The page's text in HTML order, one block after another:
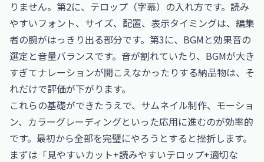
りません。第2に、テロップ（字幕）の入れ方です。読み
やすいフォント、サイズ、配置、表示タイミングは、編集
者の腕がはっきり出る部分です。第3に、BGMと効果音の
選定と音量バランスです。音が割れていたり、BGMが大き
すぎてナレーションが聞こえなかったりする納品物は、そ
れだけで評価が下がります。
これらの基礎ができたうえで、サムネイル制作、モーショ
ン、カラーグレーディングといった応用に進むのが効率的
です。最初から全部を完璧にやろうとすると挫折します。
まずは「見やすいカット+読みやすいテロップ+適切な